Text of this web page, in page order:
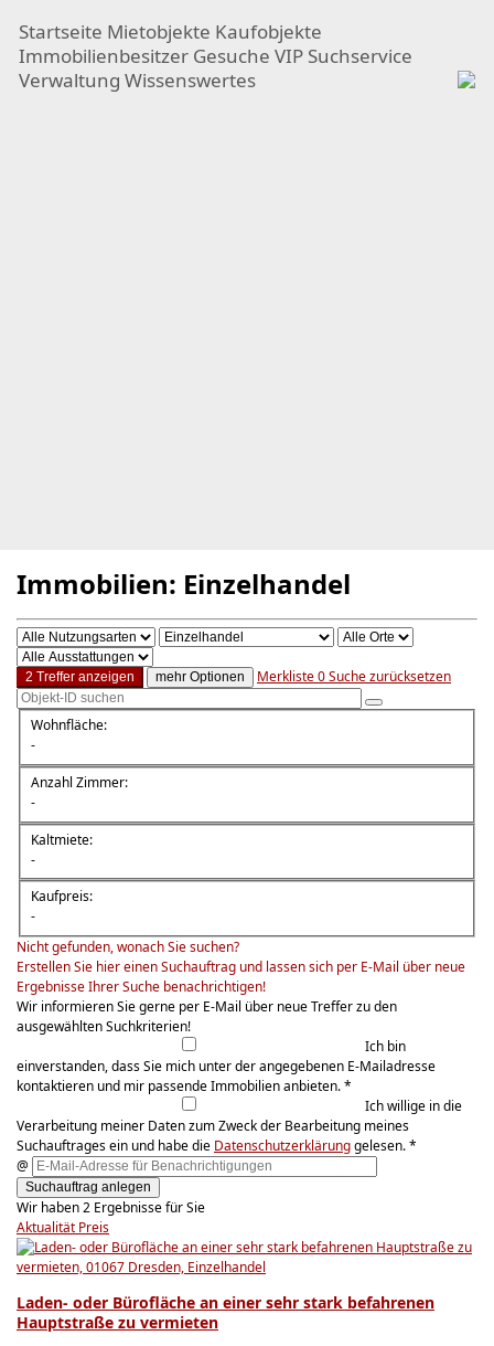
Startseite Mietobjekte Kaufobjekte
Immobilienbesitzer Gesuche VIP Suchservice
Verwaltung Wissenswertes
Immobilien: Einzelhandel
2 Treffer anzeigen mehr Optionen Merkliste0Suche zurücksetzen
Wohnfläche:
-
Anzahl Zimmer:
-
Kaltmiete:
-
Kaufpreis:
-
Nicht gefunden, wonach Sie suchen?
Erstellen Sie hier einen Suchauftrag und lassen sich per E-Mail über neue
Ergebnisse Ihrer Suche benachrichtigen!
Wir informieren Sie gerne per E-Mail über neue Treffer zu den
ausgewählten Suchkriterien!
Ich bin
einverstanden, dass Sie mich unter der angegebenen E-Mailadresse
kontaktieren und mir passende Immobilien anbieten. *
Ich willige in die
Verarbeitung meiner Daten zum Zweck der Bearbeitung meines
Suchauftrages ein und habe die Datenschutzerklärunggelesen. *
@
Suchauftrag anlegen
Wir haben 2 Ergebnisse für Sie
Aktualität Preis
Laden- oder Bürofläche an einer sehr stark befahrenen
Hauptstraße zu vermieten